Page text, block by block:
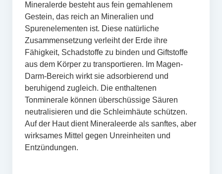
Mineralerde besteht aus fein gemahlenem
Gestein, das reich an Mineralien und
Spurenelementen ist. Diese natürliche
Zusammensetzung verleiht der Erde ihre
Fähigkeit, Schadstoffe zu binden und Giftstoffe
aus dem Körper zu transportieren. Im Magen-
Darm-Bereich wirkt sie adsorbierend und
beruhigend zugleich. Die enthaltenen
Tonminerale können überschüssige Säuren
neutralisieren und die Schleimhäute schützen.
Auf der Haut dient Mineraleerde als sanftes, aber
wirksames Mittel gegen Unreinheiten und
Entzündungen.